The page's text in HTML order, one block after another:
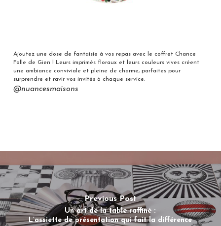
Ajoutez une dose de fantaisie à vos repas avec le coffret Chance
Folle de Gien ! Leurs imprimés floraux et leurs couleurs vives créent
une ambiance conviviale et pleine de charme, parfaites pour
surprendre et ravir vos invités à chaque service.
@nuancesmaisons
Previous Post
Un art de la table raffiné :
L’assiette de présentation qui fait la différence